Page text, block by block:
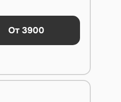
От 3900